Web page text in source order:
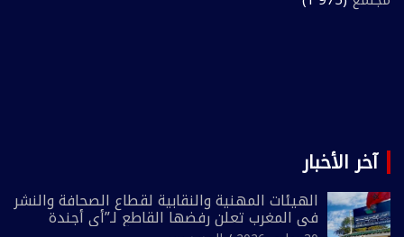
آخر الأخبار
الهيئات المهنية والنقابية لقطاع الصحافة والنشر
في المغرب تعلن رفضها القاطع لـ”أي أجندة